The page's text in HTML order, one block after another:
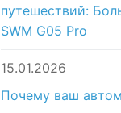
путешествий:
SWM G05 Pro
15.01.2026
Почему ваш